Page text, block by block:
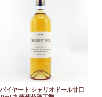
イヤート シャリオドール甘口